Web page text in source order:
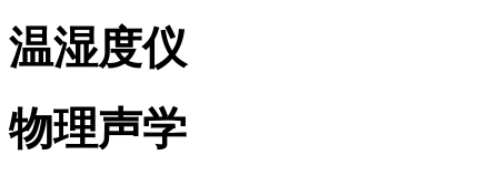
温湿度仪
物理声学